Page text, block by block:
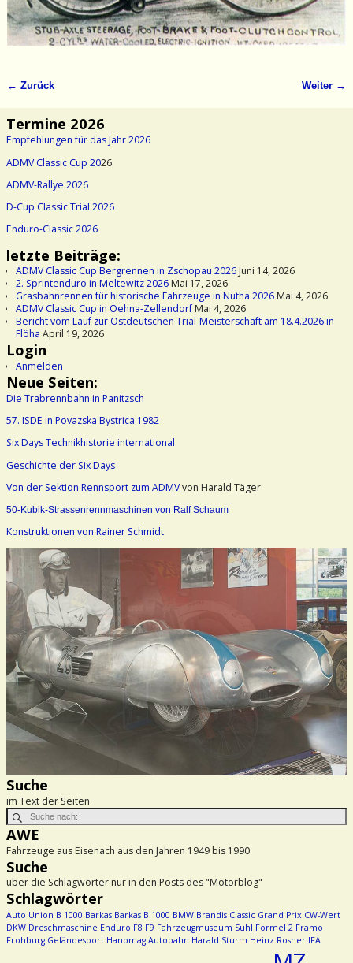
← Zurück Weiter →
Termine 2026
Empfehlungen für das Jahr 2026
ADMV Classic Cup 2026
ADMV-Rallye 2026
D-Cup Classic Trial 2026
Enduro-Classic 2026
letzte Beiträge:
ADMV Classic Cup Bergrennen in Zschopau 2026Juni 14, 2026
2. Sprintenduro in Meltewitz 2026Mai 17, 2026
Grasbahnrennen für historische Fahrzeuge in Nutha 2026Mai 4, 2026
ADMV Classic Cup in Oehna-ZellendorfMai 4, 2026
Bericht vom Lauf zur Ostdeutschen Trial-Meisterschaft am 18.4.2026 in
Flöha April 19, 2026
Login
Anmelden
Neue Seiten:
Die Trabrennbahn in Panitzsch
57. ISDE in Povazska Bystrica 1982
Six Days Technikhistorie international
Geschichte der Six Days
Von der Sektion Rennsport zum ADMVvon Harald Täger
50-Kubik-Strassenrennmaschinen von Ralf Schaum
Konstruktionen von Rainer Schmidt
Suche
im Text der Seiten
AWE
Fahrzeuge aus Eisenach aus den Jahren 1949 bis 1990
Suche
über die Schlagwörter nur in den Posts des "Motorblog"
Schlagwörter
Auto Union B 1000 Barkas Barkas B 1000 BMW Brandis Classic Grand Prix CW-Wert
DKW Dreschmaschine Enduro F8 F9 Fahrzeugmuseum Suhl Formel 2 Framo
Frohburg Geländesport Hanomag Autobahn Harald Sturm Heinz Rosner IFA